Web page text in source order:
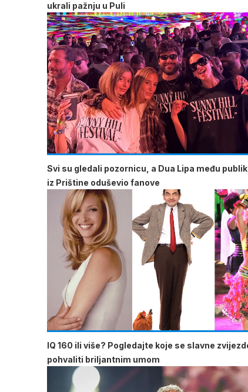
ukrali pažnju u Puli
Svi su gledali pozornicu, a Dua Lipa među
iz Prištine oduševio fanove
IQ 160 ili više? Pogledajte koje se slavne
pohvaliti briljantnim umom